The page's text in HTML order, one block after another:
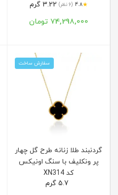
★
4.8 (6 نظر)
74,298,000 تومان
سفارش ساخت
گردنبند طلا زنانه طرح گل چهار
پر ونکلیف با سنگ اونیکس
کد XN314